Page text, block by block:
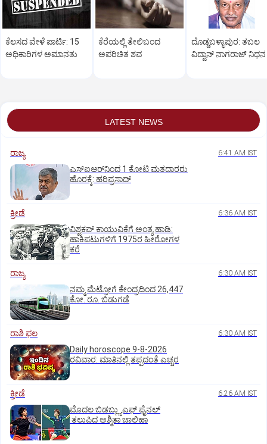
ಕೆಲಸದ ವೇಳೆ ಪಾರ್ಟಿ: 15
ಅಧಿಕಾರಿಗಳ ಅಮಾನತು
ಕೆರೆಯಲ್ಲಿ ತೇಲಿಬಂದ
ಅಪರಿಚಿತ ಶವ
ದೊಡ್ಡಬಳ್ಳಾಪುರ: ತಬಲ
ವಿದ್ವಾನ್‌ ನಾಗರಾಜ್‌ ನಿಧನ
LATEST NEWS
ರಾಜ್ಯ 6:41 AM IST
ಎಸ್‌ಐಆರ್‌ನಿಂದ 1 ಕೋಟಿ ಮತದಾರರು
ಹೊರಕ್ಕೆ: ಹರಿಪ್ರಸಾದ್‌
ಕ್ರೀಡೆ 6:36 AM IST
ವಿಶ್ವಕಪ್‌ ಕಾಯುವಿಕೆಗೆ ಅಂತ್ಯ ಹಾಡಿ:
ಹಾಕಿಪಟುಗಳಿಗೆ 1975ರ ಹೀರೋಗಳ
ಕರೆ
ರಾಜ್ಯ 6:30 AM IST
ನಮ್ಮ ಮೆಟ್ರೋಗೆ ಕೇಂದ್ರದಿಂದ 26,447
ಕೋ. ರೂ. ಬಿಡುಗಡೆ
ರಾಶಿ ಫಲ 6:30 AM IST
Daily horoscope 9-8-2026
ರವಿವಾರ‌: ಮಾತಿನಲ್ಲಿ ತಪ್ಪದಂತೆ ಎಚ್ಚರ
ಕ್ರೀಡೆ 6:26 AM IST
ಮೊದಲ ಬಿಡಬ್ಲ್ಯುಎಫ್‌ ಫೈನಲ್‌
ತಲುಪಿದ ಅಶ್ಮಿತಾ ಚಾಲಿಹಾ